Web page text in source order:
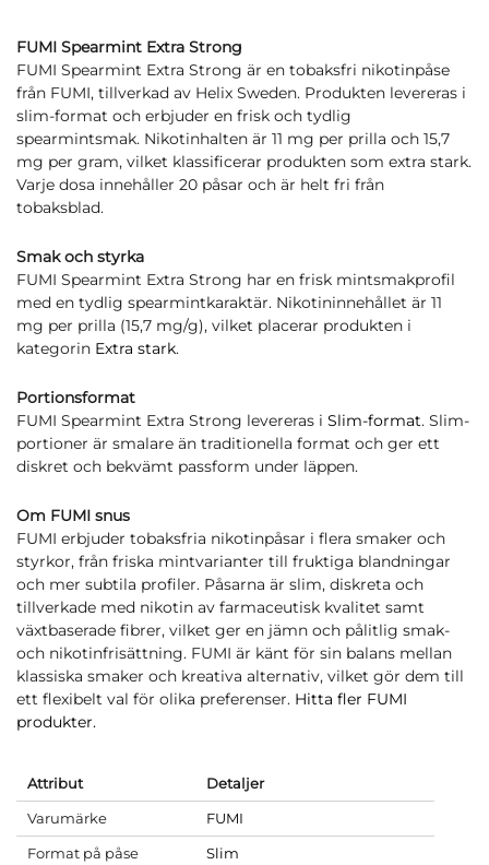
FUMI Spearmint Extra Strong
FUMI Spearmint Extra Strong är en tobaksfri nikotinpåse
från FUMI, tillverkad av Helix Sweden. Produkten levereras i
slim-format och erbjuder en frisk och tydlig
spearmintsmak. Nikotinhalten är 11 mg per prilla och 15,7
mg per gram, vilket klassificerar produkten som extra stark.
Varje dosa innehåller 20 påsar och är helt fri från
tobaksblad.
Smak och styrka
FUMI Spearmint Extra Strong har en frisk mintsmakprofil
med en tydlig spearmintkaraktär. Nikotininnehållet är 11
mg per prilla (15,7 mg/g), vilket placerar produkten i
kategorin Extra stark.
Portionsformat
FUMI Spearmint Extra Strong levereras i Slim-format. Slim-
portioner är smalare än traditionella format och ger ett
diskret och bekvämt passform under läppen.
Om FUMI snus
FUMI erbjuder tobaksfria nikotinpåsar i flera smaker och
styrkor, från friska mintvarianter till fruktiga blandningar
och mer subtila profiler. Påsarna är slim, diskreta och
tillverkade med nikotin av farmaceutisk kvalitet samt
växtbaserade fibrer, vilket ger en jämn och pålitlig smak-
och nikotinfrisättning. FUMI är känt för sin balans mellan
klassiska smaker och kreativa alternativ, vilket gör dem till
ett flexibelt val för olika preferenser. Hitta fler FUMI
produkter.
Attribut
Detaljer
Varumärke
FUMI
Format på påse
Slim